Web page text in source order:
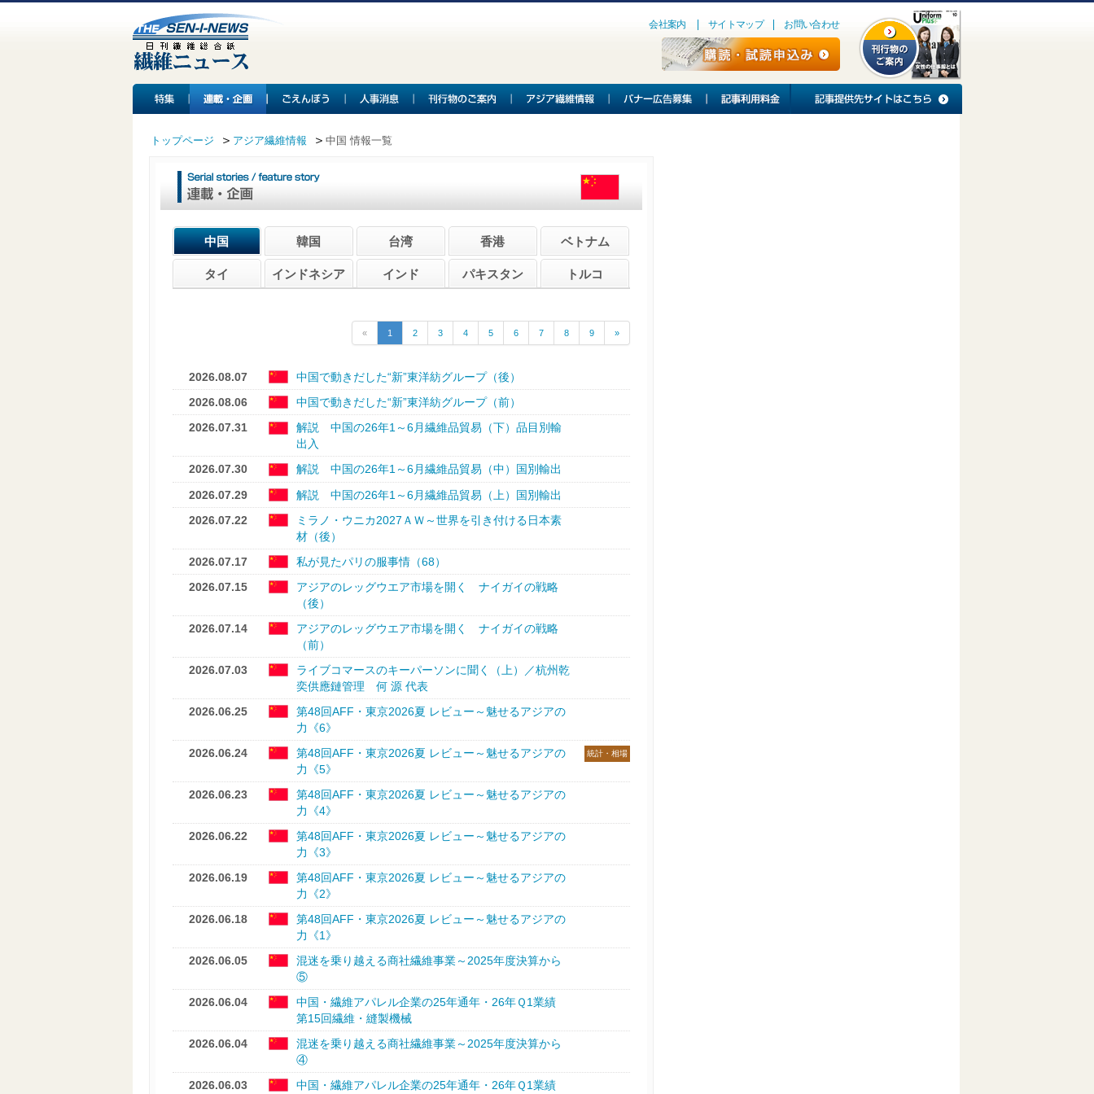
会社案内 サイトマップ お問い合わせ
トップページ アジア繊維情報 中国 情報一覧
中国 韓国 台湾 香港 ベトナム
タイ インドネシア インド パキスタン トルコ
« 1 2 3 4 5 6 7 8 9 »
2026.08.07
中国で動きだした“新”東洋紡グループ（後）
2026.08.06
中国で動きだした“新”東洋紡グループ（前）
2026.07.31
解説 中国の26年1～6月繊維品貿易（下）品目別輸
出入
2026.07.30
解説 中国の26年1～6月繊維品貿易（中）国別輸出
2026.07.29
解説 中国の26年1～6月繊維品貿易（上）国別輸出
2026.07.22
ミラノ・ウニカ2027ＡＷ～世界を引き付ける日本素
材（後）
2026.07.17
私が見たパリの服事情（68）
2026.07.15
アジアのレッグウエア市場を開く ナイガイの戦略
（後）
2026.07.14
アジアのレッグウエア市場を開く ナイガイの戦略
（前）
2026.07.03
ライブコマースのキーパーソンに聞く（上）／杭州乾
奕供應鏈管理 何 源 代表
2026.06.25
第48回AFF・東京2026夏 レビュー～魅せるアジアの
力《6》
2026.06.24
統計・相場
第48回AFF・東京2026夏 レビュー～魅せるアジアの
力《5》
2026.06.23
第48回AFF・東京2026夏 レビュー～魅せるアジアの
力《4》
2026.06.22
第48回AFF・東京2026夏 レビュー～魅せるアジアの
力《3》
2026.06.19
第48回AFF・東京2026夏 レビュー～魅せるアジアの
力《2》
2026.06.18
第48回AFF・東京2026夏 レビュー～魅せるアジアの
力《1》
2026.06.05
混迷を乗り越える商社繊維事業～2025年度決算から
⑤
2026.06.04
中国・繊維アパレル企業の25年通年・26年Ｑ1業績
第15回繊維・縫製機械
2026.06.04
混迷を乗り越える商社繊維事業～2025年度決算から
④
2026.06.03
中国・繊維アパレル企業の25年通年・26年Ｑ1業績